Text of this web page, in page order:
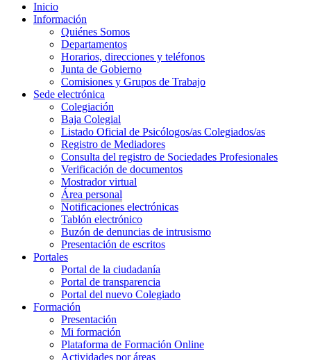
Inicio
Información
Quiénes Somos
Departamentos
Horarios, direcciones y teléfonos
Junta de Gobierno
Comisiones y Grupos de Trabajo
Sede electrónica
Colegiación
Baja Colegial
Listado Oficial de Psicólogos/as Colegiados/as
Registro de Mediadores
Consulta del registro de Sociedades Profesionales
Verificación de documentos
Mostrador virtual
Área personal
Notificaciones electrónicas
Tablón electrónico
Buzón de denuncias de intrusismo
Presentación de escritos
Portales
Portal de la ciudadanía
Portal de transparencia
Portal del nuevo Colegiado
Formación
Presentación
Mi formación
Plataforma de Formación Online
Actividades por áreas